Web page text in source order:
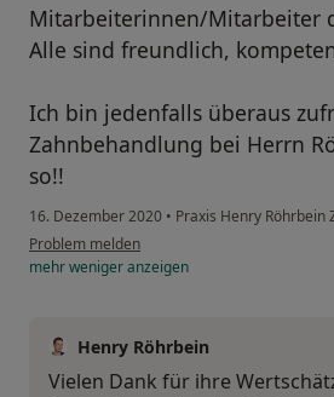
Mitarbeiterinnen/Mitarbeiter
Alle sind freundlich,
Ich bin jedenfalls überaus
Zahnbehandlung bei Herrn
so!!
16. Dezember 2020 • Praxis Henry Röhrbein
Problem melden
mehrwenigeranzeigen
Henry Röhrbein
Vielen Dank für ihre